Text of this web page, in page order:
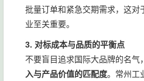
批量订单和紧急交期需求，这对
业至关重要。
3. 对标成本与品质的平衡点
不要盲目追求国际大品牌的名气
入与产品价值的匹配度。常州工